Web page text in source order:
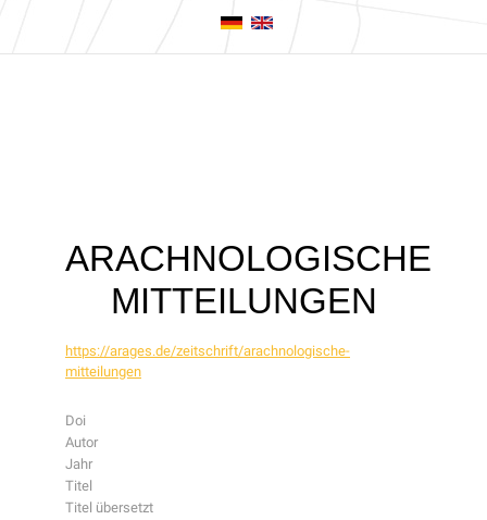
ARACHNOLOGISCHE
MITTEILUNGEN
https://arages.de/zeitschrift/arachnologische-
mitteilungen
Doi
Autor
Jahr
Titel
Titel übersetzt